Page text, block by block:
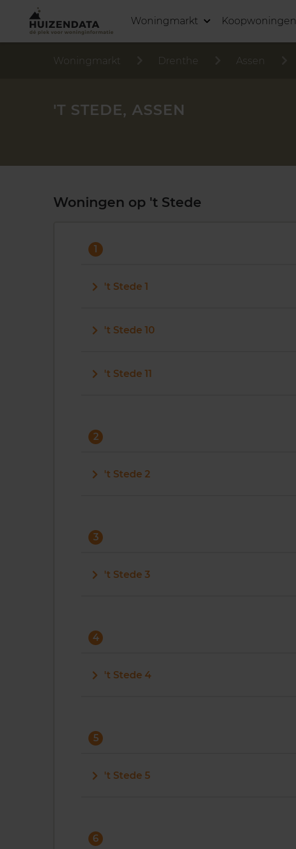
Woningmarkt Koopwoningen
Woningmarkt Drenthe Assen
'T STEDE, ASSEN
Woningen op 't Stede
1
't Stede 1
't Stede 10
't Stede 11
2
't Stede 2
3
't Stede 3
4
't Stede 4
5
't Stede 5
6